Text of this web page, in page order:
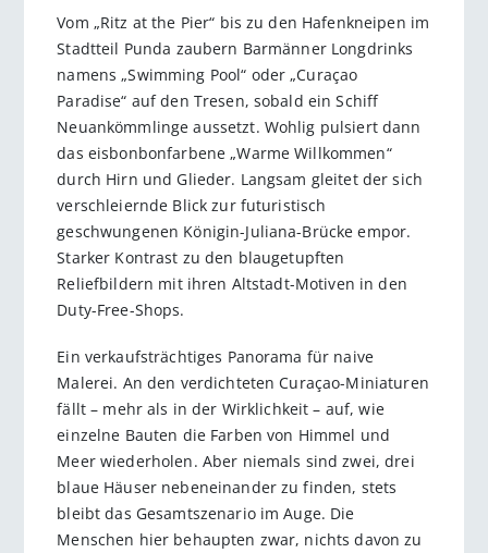
Vom „Ritz at the Pier“ bis zu den Hafenkneipen im
Stadtteil Punda zaubern Barmänner Longdrinks
namens „Swimming Pool“ oder „Curaçao
Paradise“ auf den Tresen, sobald ein Schiff
Neuankömmlinge aussetzt. Wohlig pulsiert dann
das eisbonbonfarbene „Warme Willkommen“
durch Hirn und Glieder. Langsam gleitet der sich
verschleiernde Blick zur futuristisch
geschwungenen Königin-Juliana-Brücke empor.
Starker Kontrast zu den blaugetupften
Reliefbildern mit ihren Altstadt-Motiven in den
Duty-Free-Shops.
Ein verkaufsträchtiges Panorama für naive
Malerei. An den verdichteten Curaçao-Miniaturen
fällt – mehr als in der Wirklichkeit – auf, wie
einzelne Bauten die Farben von Himmel und
Meer wiederholen. Aber niemals sind zwei, drei
blaue Häuser nebeneinander zu finden, stets
bleibt das Gesamtszenario im Auge. Die
Menschen hier behaupten zwar, nichts davon zu